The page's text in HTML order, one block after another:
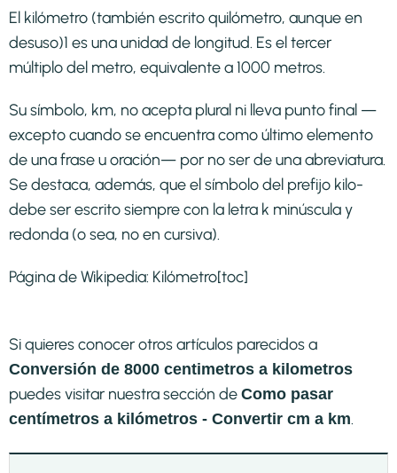
El kilómetro (también escrito quilómetro, aunque en
desuso)1​ es una unidad de longitud. Es el tercer
múltiplo del metro, equivalente a 1000 metros.
Su símbolo, km, no acepta plural ni lleva punto final —
excepto cuando se encuentra como último elemento
de una frase u oración— por no ser de una abreviatura.
Se destaca, además, que el símbolo del prefijo kilo-
debe ser escrito siempre con la letra k minúscula y
redonda (o sea, no en cursiva).
Página de Wikipedia: Kilómetro[toc]
Si quieres conocer otros artículos parecidos a
Conversión de 8000 centimetros a kilometros
puedes visitar nuestra sección de Como pasar
centímetros a kilómetros - Convertir cm a km.